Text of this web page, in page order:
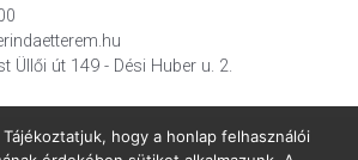
Üllői út 149 - Dési Huber u. 2.
hogy a honlap felhasználói